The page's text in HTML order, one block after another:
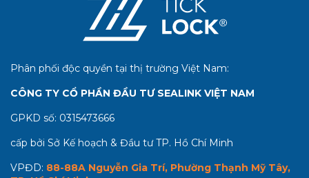
Phân phối độc quyền tại thị trường Việt Nam:
CÔNG TY CỔ PHẦN ĐẦU TƯ SEALINK VIỆT NAM
GPKD số: 0315473666
cấp bởi Sở Kế hoạch & Đầu tư TP. Hồ Chí Minh
VPĐD: 88-88A Nguyễn Gia Trí, Phường Thạnh Mỹ Tây,